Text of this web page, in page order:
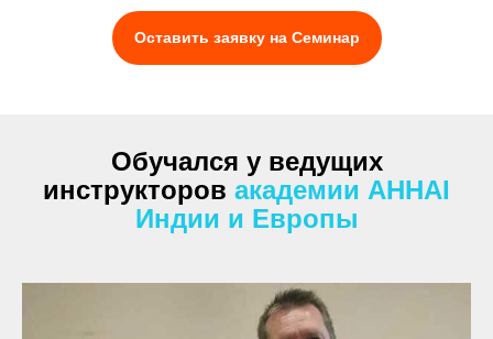
Оставить заявку на Семинар
Обучался у ведущих
инструкторов академии AHHAI
Индии и Европы